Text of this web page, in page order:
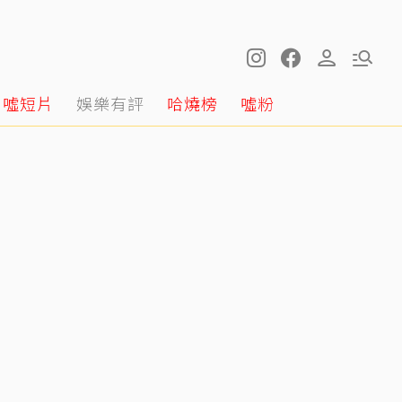
噓短片 娛樂有評 哈燒榜 噓粉